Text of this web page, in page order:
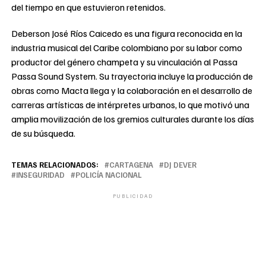
del tiempo en que estuvieron retenidos.
Deberson José Ríos Caicedo es una figura reconocida en la
industria musical del Caribe colombiano por su labor como
productor del género champeta y su vinculación al Passa
Passa Sound System. Su trayectoria incluye la producción de
obras como Macta llega y la colaboración en el desarrollo de
carreras artísticas de intérpretes urbanos, lo que motivó una
amplia movilización de los gremios culturales durante los días
de su búsqueda.
TEMAS RELACIONADOS: CARTAGENA
DJ DEVER
INSEGURIDAD
POLICÍA NACIONAL
PUBLICIDAD